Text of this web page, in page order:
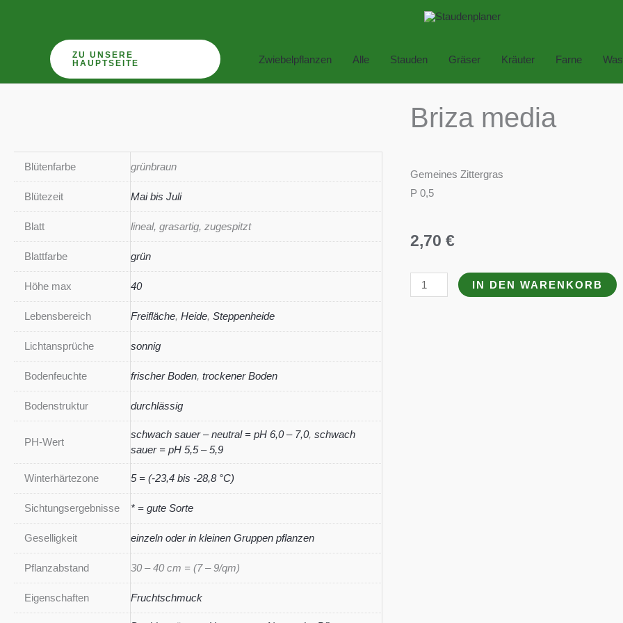
ZU UNSERE
HAUPTSEITE
Zwiebelpflanzen Alle Stauden Gräser Kräuter Farne
Blütenfarbe grünbraun
Blütezeit Mai bis Juli
Blatt lineal, grasartig, zugespitzt
Blattfarbe grün
Höhe max 40
Lebensbereich Freifläche, Heide, Steppenheide
Lichtansprüche sonnig
Bodenfeuchte frischer Boden, trockener Boden
Bodenstruktur durchlässig
PH-Wert
schwach sauer – neutral = pH 6,0 – 7,0, schwach
sauer = pH 5,5 – 5,9
Winterhärtezone 5 = (-23,4 bis -28,8 °C)
Sichtungsergebnisse * = gute Sorte
Geselligkeit einzeln oder in kleinen Gruppen pflanzen
Pflanzabstand 30 – 40 cm = (7 – 9/qm)
Eigenschaften Fruchtschmuck
Briza media
Gemeines Zittergras
P 0,5
2,70 €
Briza
media
IN DEN WARENKORB